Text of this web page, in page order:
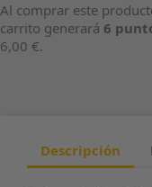
Al comprar este
carrito generará 6
6,00 €.
Descripción